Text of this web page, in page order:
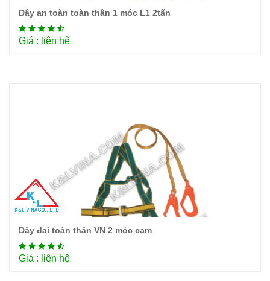
Chi tiết
Dây an toàn toàn thân 1 móc L1 2tấn
Giá : liên hệ
Chi tiết
Dây đai toàn thân VN 2 móc cam
Giá : liên hệ